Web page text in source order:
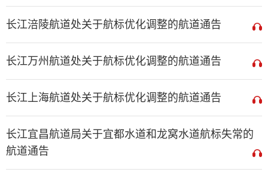
长江涪陵航道处关于航标优化调整的航道通告
长江万州航道处关于航标优化调整的航道通告
长江上海航道处关于航标优化调整的航道通告
长江宜昌航道局关于宜都水道和龙窝水道航标失常的
航道通告